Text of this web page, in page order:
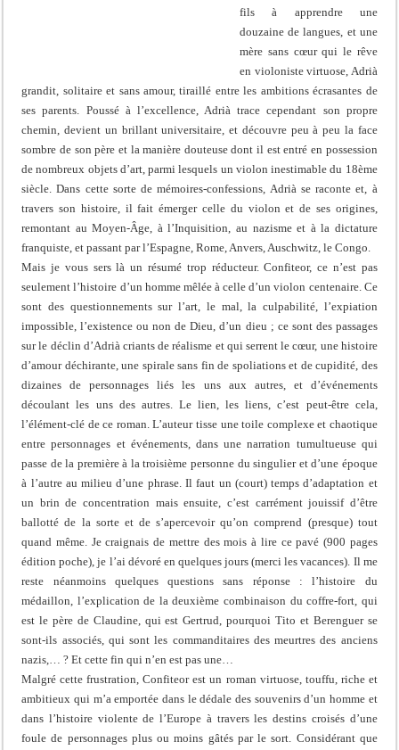
fils à apprendre une
douzaine de langues, et une
mère sans cœur qui le rêve
en violoniste virtuose, Adrià
grandit, solitaire et sans amour, tiraillé entre les ambitions écrasantes de
ses parents. Poussé à l’excellence, Adrià trace cependant son propre
chemin, devient un brillant universitaire, et découvre peu à peu la face
sombre de son père et la manière douteuse dont il est entré en possession
de nombreux objets d’art, parmi lesquels un violon inestimable du 18ème
siècle. Dans cette sorte de mémoires-confessions, Adrià se raconte et, à
travers son histoire, il fait émerger celle du violon et de ses origines,
remontant au Moyen-Âge, à l’Inquisition, au nazisme et à la dictature
franquiste, et passant par l’Espagne, Rome, Anvers, Auschwitz, le Congo.
Mais je vous sers là un résumé trop réducteur. Confiteor, ce n’est pas
seulement l’histoire d’un homme mêlée à celle d’un violon centenaire. Ce
sont des questionnements sur l’art, le mal, la culpabilité, l’expiation
impossible, l’existence ou non de Dieu, d’un dieu ; ce sont des passages
sur le déclin d’Adrià criants de réalisme et qui serrent le cœur, une histoire
d’amour déchirante, une spirale sans fin de spoliations et de cupidité, des
dizaines de personnages liés les uns aux autres, et d’événements
découlant les uns des autres. Le lien, les liens, c’est peut-être cela,
l’élément-clé de ce roman. L’auteur tisse une toile complexe et chaotique
entre personnages et événements, dans une narration tumultueuse qui
passe de la première à la troisième personne du singulier et d’une époque
à l’autre au milieu d’une phrase. Il faut un (court) temps d’adaptation et
un brin de concentration mais ensuite, c’est carrément jouissif d’être
ballotté de la sorte et de s’apercevoir qu’on comprend (presque) tout
quand même. Je craignais de mettre des mois à lire ce pavé (900 pages
édition poche), je l’ai dévoré en quelques jours (merci les vacances). Il me
reste néanmoins quelques questions sans réponse : l’histoire du
médaillon, l’explication de la deuxième combinaison du coffre-fort, qui
est le père de Claudine, qui est Gertrud, pourquoi Tito et Berenguer se
sont-ils associés, qui sont les commanditaires des meurtres des anciens
nazis,… ? Et cette fin qui n’en est pas une…
Malgré cette frustration, Confiteor est un roman virtuose, touffu, riche et
ambitieux qui m’a emportée dans le dédale des souvenirs d’un homme et
dans l’histoire violente de l’Europe à travers les destins croisés d’une
foule de personnages plus ou moins gâtés par le sort. Considérant que